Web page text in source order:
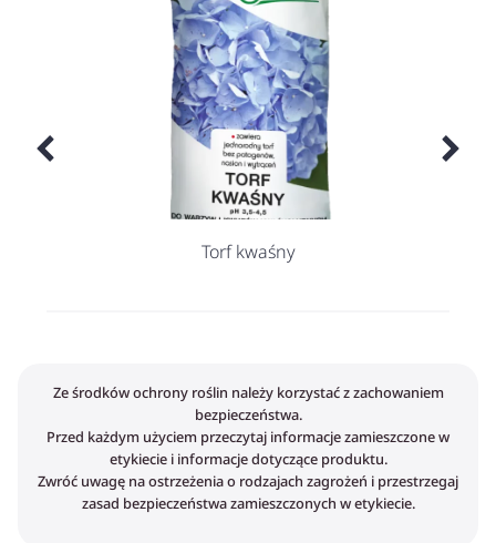
Torf kwaśny
Ze środków ochrony roślin należy korzystać z zachowaniem
bezpieczeństwa.
Przed każdym użyciem przeczytaj informacje zamieszczone w
etykiecie i informacje dotyczące produktu.
Zwróć uwagę na ostrzeżenia o rodzajach zagrożeń i przestrzegaj
zasad bezpieczeństwa zamieszczonych w etykiecie.